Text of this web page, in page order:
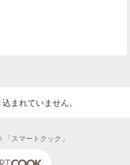
まれていません。
スマートクック」